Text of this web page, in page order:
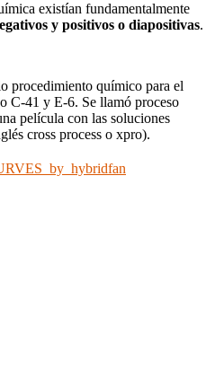
existían fundamentalmente
y positivos o diapositivas.
procedimiento químico para el
C-41 y E-6. Se llamó proceso
película con las soluciones
cross process o xpro).